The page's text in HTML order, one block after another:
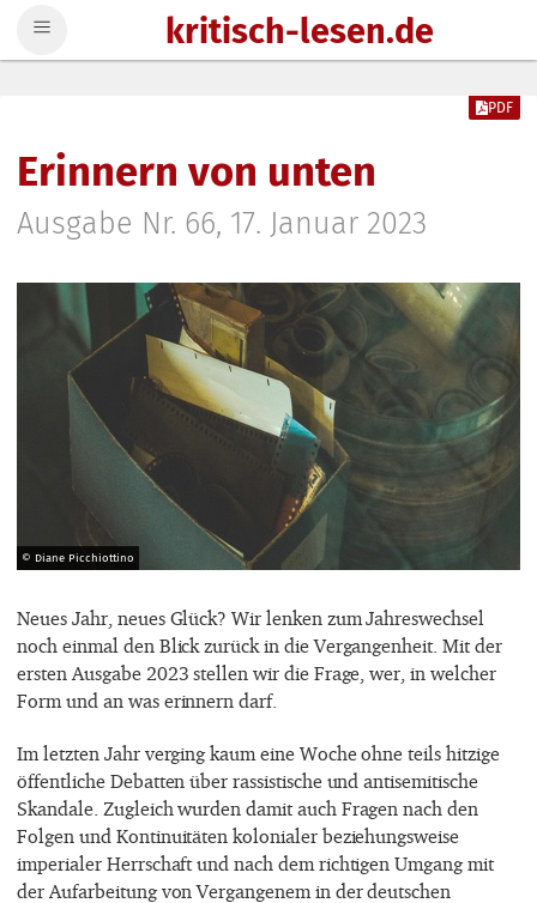
kritisch-lesen.de
Erinnern von unten
Ausgabe Nr. 66, 17. Januar 2023
PDF
© Diane Picchiottino
Neues Jahr, neues Glück? Wir lenken zum Jahreswechsel
noch einmal den Blick zurück in die Vergangenheit. Mit der
ersten Ausgabe 2023 stellen wir die Frage, wer, in welcher
Form und an was erinnern darf.
Im letzten Jahr verging kaum eine Woche ohne teils hitzige
öffentliche Debatten über rassistische und antisemitische
Skandale. Zugleich wurden damit auch Fragen nach den
Folgen und Kontinuitäten kolonialer beziehungsweise
imperialer Herrschaft und nach dem richtigen Umgang mit
der Aufarbeitung von Vergangenem in der deutschen